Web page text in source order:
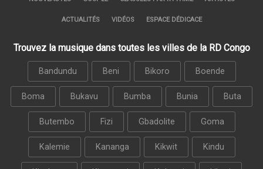
ACTUALITÉS VIDÉOS ESPACE DÉDICACE
Trouvez la musique dans toutes les villes de la RD Congo
Bandundu Beni Bikoro Boende
Boma Bukavu Bumba Bunia Buta
Butembo Fizi Gbadolite Goma
Kalemie Kananga Kikwit Kindu